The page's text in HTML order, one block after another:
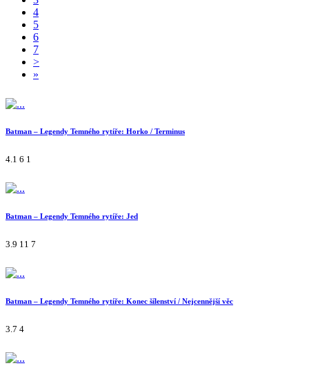
4
5
6
7
>
»
Batman – Legendy Temného rytíře: Horko / Terminus
4.1 6 1
Batman – Legendy Temného rytíře: Jed
3.9 11 7
Batman – Legendy Temného rytíře: Konec šílenství / Nejcennější věc
3.7 4